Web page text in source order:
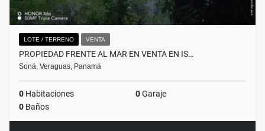
LOTE / TERRENO VENTA
PROPIEDAD FRENTE AL MAR EN VENTA EN IS…
Soná, Veraguas, Panamá
0 Habitaciones 0Garaje
0 Baños